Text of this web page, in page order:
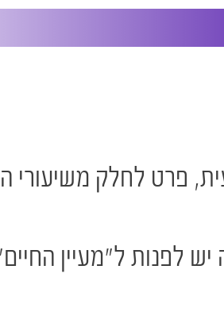
פרט לחלק משיעורי
לפנות ל"מעיין